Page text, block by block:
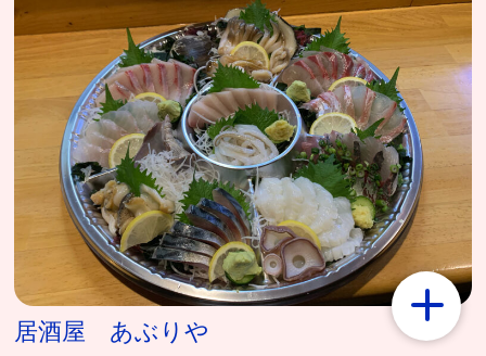
居酒屋 あぶりや